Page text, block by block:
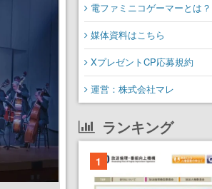
電ファミニコゲーマーとは？
媒体資料はこちら
XプレゼントCP応募規約
運営：株式会社マレ
ランキング
1